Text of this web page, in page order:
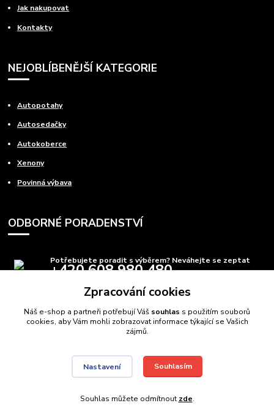
Jak nakupovat
Kontakty
NEJOBLÍBENĚJŠÍ KATEGORIE
Autopotahy
Autosedačky
Autokoberce
Xenony
Povinná výbava
ODBORNÉ PORADENSTVÍ
Potřebujete poradit s výběrem? Neváhejte se zeptat
+420 608 980 480
info@autods.cz
Autodíly Ostrava// Navštivte také:Domečkové postele
Vytvořeno na
Eshop-rychle.cz
Zpracování cookies
Náš e-shop a partneři potřebují Váš souhlas s použitím souborů
cookies, aby Vám mohli zobrazovat informace týkající se Vašich
zájmů.
Nastavení Souhlasím
Souhlas můžete odmítnout zde.